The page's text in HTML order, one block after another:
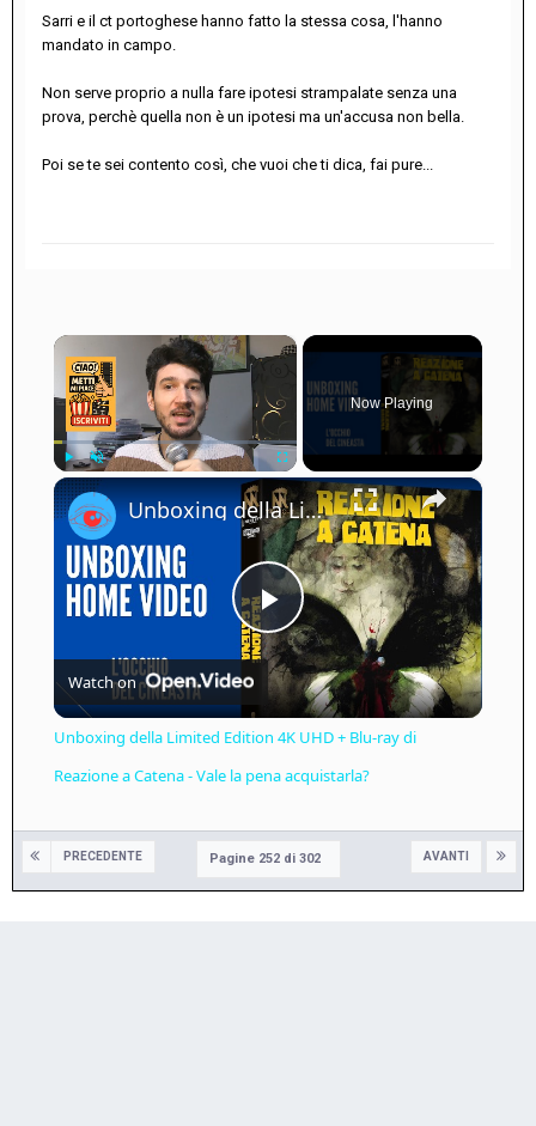
Sarri e il ct portoghese hanno fatto la stessa cosa, l'hanno
mandato in campo.
Non serve proprio a nulla fare ipotesi strampalate senza una
prova, perchè quella non è un ipotesi ma un'accusa non bella.
Poi se te sei contento così, che vuoi che ti dica, fai pure...
×
Play Unmute Fullscreen
Now Playing
×
Play
Video
Unboxing della Limited Edition 4K UHD + Blu-ray di Reazione a Catena - Vale la pena acquistarla?
Watch on
Unboxing della Limited Edition 4K UHD + Blu-ray di
Reazione a Catena - Vale la pena acquistarla?
PRECEDENTE AVANTI
Pagine 252 di 302